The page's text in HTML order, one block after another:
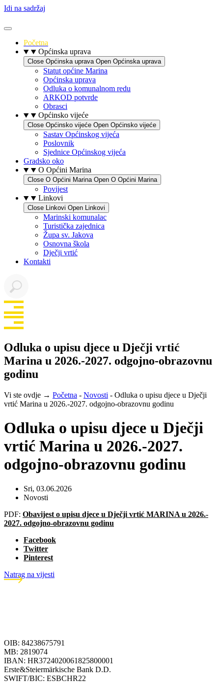
Idi na sadržaj
Početna
Općinska uprava
Close Općinska uprava Open Općinska uprava
Statut općine Marina
Općinska uprava
Odluka o komunalnom redu
ARKOD potvrde
Obrasci
Općinsko vijeće
Close Općinsko vijeće Open Općinsko vijeće
Sastav Općinskog vijeća
Poslovnik
Sjednice Općinskog vijeća
Gradsko oko
O Općini Marina
Close O Općini Marina Open O Općini Marina
Povijest
Linkovi
Close Linkovi Open Linkovi
Marinski komunalac
Turistička zajednica
Župa sv. Jakova
Osnovna škola
Dječji vrtić
Kontakti
Odluka o upisu djece u Dječji vrtić
Marina u 2026.-2027. odgojno-obrazovnu
godinu
Vi ste ovdje → Početna - Novosti - Odluka o upisu djece u Dječji
vrtić Marina u 2026.-2027. odgojno-obrazovnu godinu
Odluka o upisu djece u Dječji
vrtić Marina u 2026.-2027.
odgojno-obrazovnu godinu
Sri, 03.06.2026
Novosti
PDF: Obavijest o upisu djece u Dječji vrtić MARINA u 2026.-
2027. odgojno-obrazovnu godinu
Facebook
Twitter
Pinterest
Natrag na vijesti
OIB: 84238675791
MB: 2819074
IBAN: HR3724020061825800001
Erste&Steiermärkische Bank D.D.
SWIFT/BIC: ESBCHR22